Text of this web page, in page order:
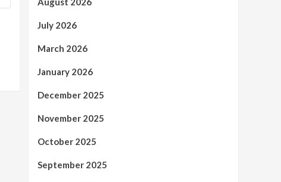
July 2026
March 2026
January 2026
December 2025
November 2025
October 2025
September 2025